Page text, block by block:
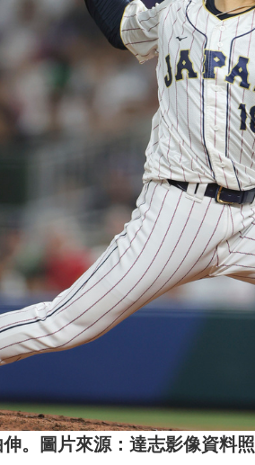
。圖片來源：達志影像資料照